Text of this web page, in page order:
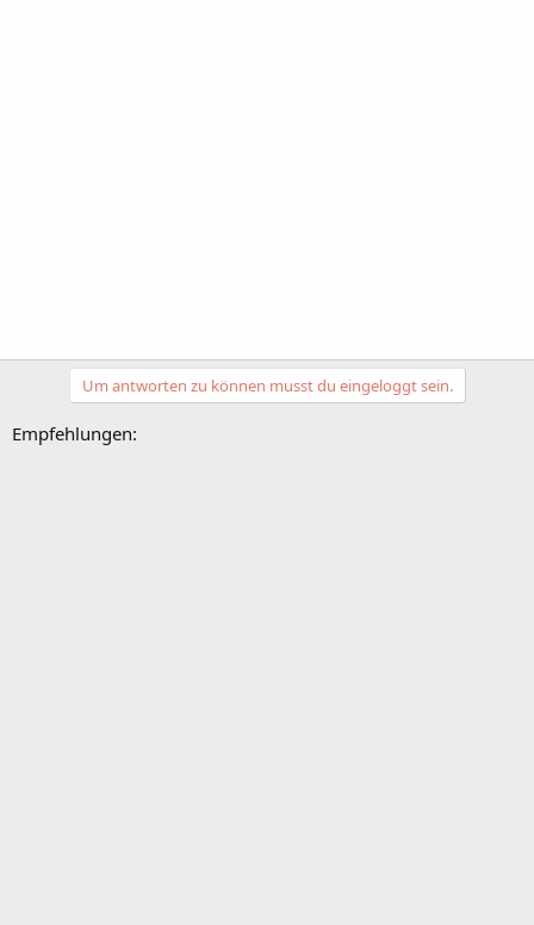
Um antworten zu können musst du eingeloggt sein.
Empfehlungen: